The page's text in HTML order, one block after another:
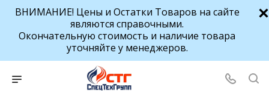
ВНИМАНИЕ! Цены и Остатки Товаров на сайте
являются справочными.
Окончательную стоимость и наличие товара
уточняйте у менеджеров.